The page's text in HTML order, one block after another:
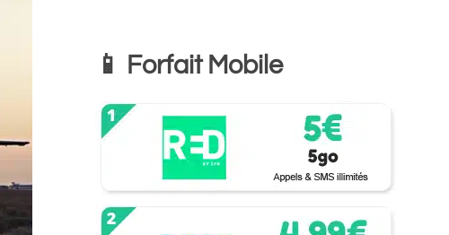
📱 Forfait Mobile